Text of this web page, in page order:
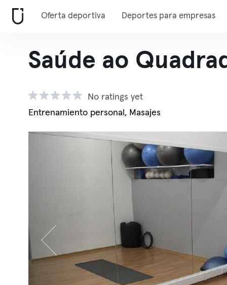
Oferta deportiva Deportes para empresas
Saúde ao
No ratings yet
Entrenamiento personal, Masajes